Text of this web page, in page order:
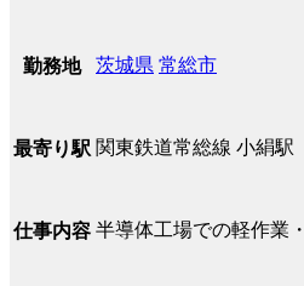
勤務地 茨城県 常総市
最寄り駅 関東鉄道常総線 小絹駅
仕事内容 半導体工場での軽作業